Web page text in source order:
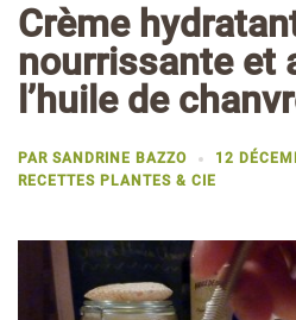
Crème
nourrissante et
l’huile de
PAR SANDRINE BAZZO
12
RECETTES PLANTES & CIE